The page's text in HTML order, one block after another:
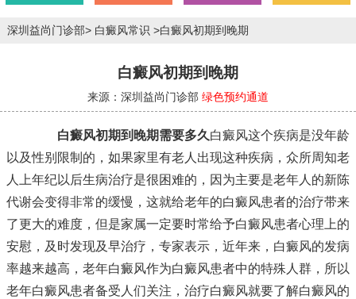
深圳益尚门诊部>白癜风常识 >白癜风初期到晚期
白癜风初期到晚期
来源：深圳益尚门诊部 绿色预约通道
白癜风初期到晚期需要多久白癜风这个疾病是没年龄
以及性别限制的，如果家里有老人出现这种疾病，众所周知老
人上年纪以后生病治疗是很困难的，因为主要是老年人的新陈
代谢会变得非常的缓慢，这就给老年的白癜风患者的治疗带来
了更大的难度，但是家属一定要时常给予白癜风患者心理上的
安慰，及时发现及早治疗，专家表示，近年来，白癜风的发病
率越来越高，老年白癜风作为白癜风患者中的特殊人群，所以
老年白癜风患者备受人们关注，治疗白癜风就要了解白癜风的